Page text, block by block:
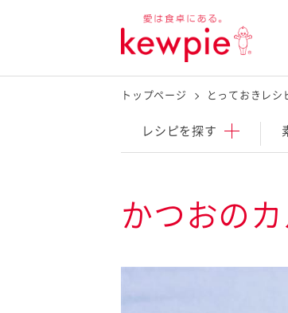
料理の基本
マヨネーズなど
トップページ とっておきレシ
レシピを探す
かつおの